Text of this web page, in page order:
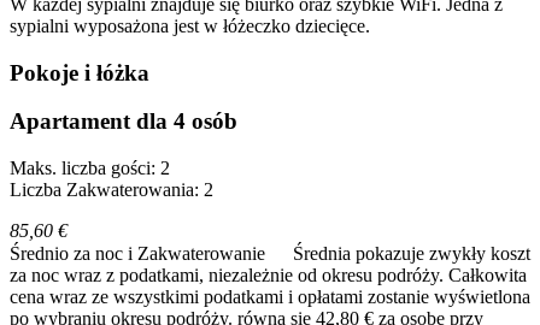
W każdej sypialni znajduje się biurko oraz szybkie WiFi. Jedna z
sypialni wyposażona jest w łóżeczko dziecięce.
Pokoje i łóżka
Apartament dla 4 osób
Maks. liczba gości: 2
Liczba Zakwaterowania: 2
85,60 €
Średnio za noc i Zakwaterowanie
Średnia pokazuje zwykły koszt
za noc wraz z podatkami, niezależnie od okresu podróży. Całkowita
cena wraz ze wszystkimi podatkami i opłatami zostanie wyświetlona
po wybraniu okresu podróży. równa się 42,80 € za osobę przy